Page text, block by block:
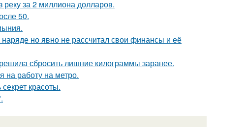
за 2 миллиона долларов.
50.
но явно не рассчитал свои финансы и её
сбросить лишние килограммы заранее.
на работу на метро.
красоты.